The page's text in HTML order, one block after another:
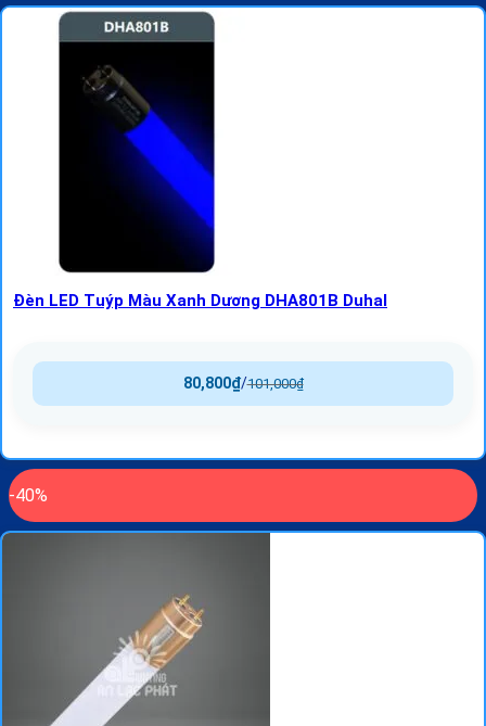
Đèn LED Tuýp Màu Xanh Dương DHA801B Duhal
101,000₫
/
80,800₫
-40%